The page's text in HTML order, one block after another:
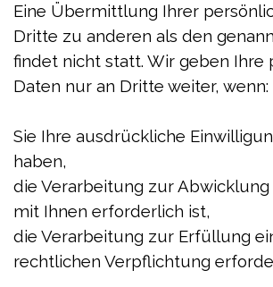
Eine Übermittlung Ihrer
Dritte zu anderen als den
findet nicht statt. Wir geben Ihre
Daten nur an Dritte weiter, wenn:
Sie Ihre ausdrückliche
haben,
die Verarbeitung zur Abwicklung
mit Ihnen erforderlich ist,
die Verarbeitung zur Erfüllung
rechtlichen Verpflichtung